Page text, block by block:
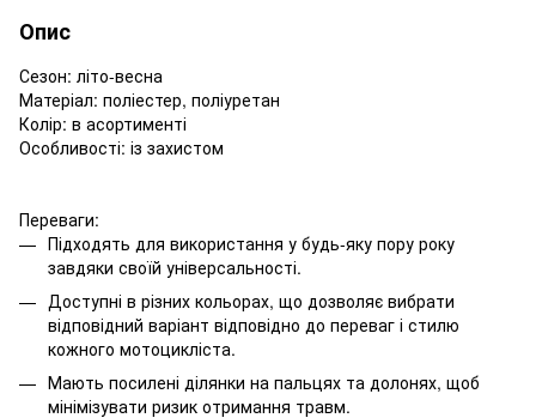
Опис
Сезон: літо-весна
Матеріал: поліестер, поліуретан
Колір: в асортименті
Особливості: із захистом
Переваги:
Підходять для використання у будь-яку пору року
завдяки своїй універсальності.
Доступні в різних кольорах, що дозволяє вибрати
відповідний варіант відповідно до переваг і стилю
кожного мотоцикліста.
Мають посилені ділянки на пальцях та долонях, щоб
мінімізувати ризик отримання травм.